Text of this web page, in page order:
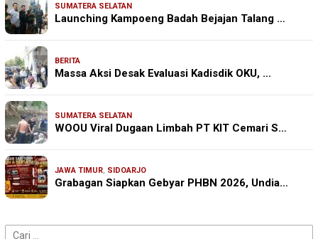
SUMATERA SELATAN
Launching Kampoeng Badah Bejajan Talang …
BERITA
Massa Aksi Desak Evaluasi Kadisdik OKU, …
SUMATERA SELATAN
WOOU Viral Dugaan Limbah PT KIT Cemari S…
JAWA TIMUR, SIDOARJO
Grabagan Siapkan Gebyar PHBN 2026, Undia…
Cari